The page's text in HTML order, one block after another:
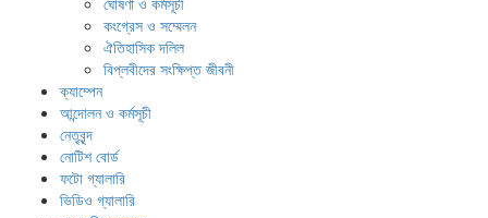
কংগ্রেস ও সম্মেলন
ঐতিহাসিক দলিল
বিপ্লবীদের সংক্ষিপ্ত জীবনী
ক্যাম্পেন
আন্দোলন ও কর্মসূচী
নেতৃবৃন্দ
নোটিশ বোর্ড
ফটো গ্যালারি
ভিডিও গ্যালারি